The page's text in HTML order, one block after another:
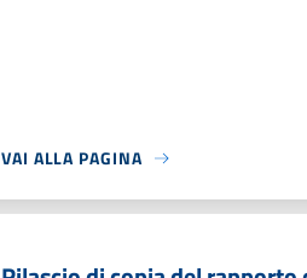
VAI ALLA PAGINA